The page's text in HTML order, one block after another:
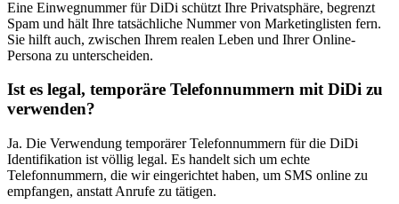
Eine Einwegnummer für DiDi schützt Ihre Privatsphäre, begrenzt
Spam und hält Ihre tatsächliche Nummer von Marketinglisten fern.
Sie hilft auch, zwischen Ihrem realen Leben und Ihrer Online-
Persona zu unterscheiden.
Ist es legal, temporäre Telefonnummern mit DiDi zu
verwenden?
Ja. Die Verwendung temporärer Telefonnummern für die DiDi
Identifikation ist völlig legal. Es handelt sich um echte
Telefonnummern, die wir eingerichtet haben, um SMS online zu
empfangen, anstatt Anrufe zu tätigen.